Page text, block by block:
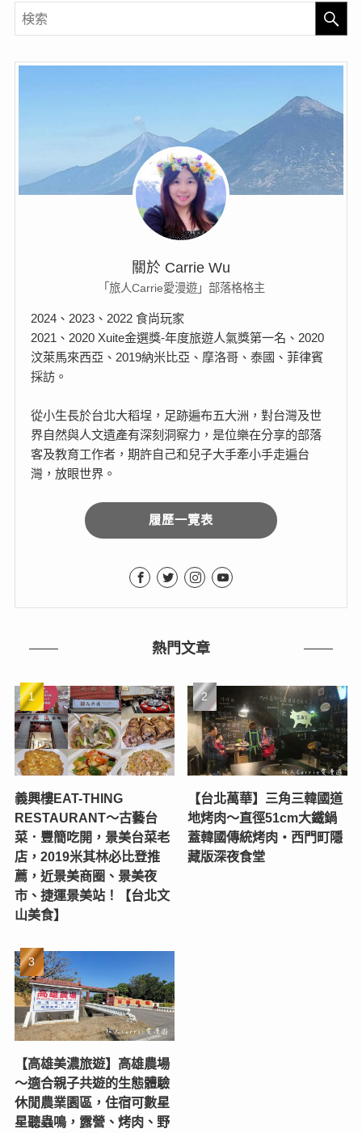
關於 Carrie Wu
「旅人Carrie愛漫遊」部落格格主
2024、2023、2022 食尚玩家
2021、2020 Xuite金選獎-年度旅遊人氣獎第一名、2020
汶萊馬來西亞、2019納米比亞、摩洛哥、泰國、菲律賓
採訪。
從小生長於台北大稻埕，足跡遍布五大洲，對台灣及世
界自然與人文遺產有深刻洞察力，是位樂在分享的部落
客及教育工作者，期許自己和兒子大手牽小手走遍台
灣，放眼世界。
履歷一覽表
熱門文章
義興樓EAT-THING
RESTAURANT〜古藝台
菜．豐簡吃開，景美台菜老
店，2019米其林必比登推
薦，近景美商圈、景美夜
市、捷運景美站！【台北文
山美食】
【台北萬華】三角三韓國道
地烤肉～直徑51cm大鐵鍋
蓋韓國傳統烤肉‧西門町隱
藏版深夜食堂
【高雄美濃旅遊】高雄農場
〜適合親子共遊的生態體驗
休閒農業園區，住宿可數星
星聽蟲鳴，露營、烤肉、野